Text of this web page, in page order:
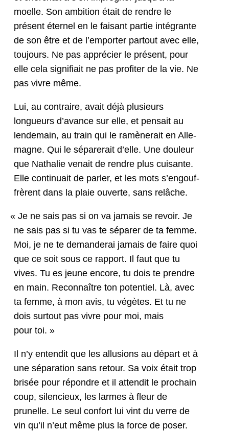
moelle. Son ambi­tion était de ren­dre le
présent éter­nel en le faisant par­tie inté­grante
de son être et de l’emporter partout avec elle,
tou­jours. Ne pas appréci­er le présent, pour
elle cela sig­nifi­ait ne pas prof­iter de la vie. Ne
pas vivre même.
Lui, au con­traire, avait déjà plusieurs
longueurs d’a­vance sur elle, et pen­sait au
lende­main, au train qui le ramèn­erait en Alle­
magne. Qui le sépar­erait d’elle. Une douleur
que Nathalie venait de ren­dre plus cuisante.
Elle con­tin­u­ait de par­ler, et les mots s’en­gouf­
frèrent dans la plaie ouverte, sans relâche.
« Je ne sais pas si on va jamais se revoir. Je
ne sais pas si tu vas te sépar­er de ta femme.
Moi, je ne te deman­derai jamais de faire quoi
que ce soit sous ce rap­port. Il faut que tu
vives. Tu es jeune encore, tu dois te pren­dre
en main. Recon­naître ton poten­tiel. Là, avec
ta femme, à mon avis, tu végètes. Et tu ne
dois surtout pas vivre pour moi, mais
pour toi. »
Il n’y enten­dit que les allu­sions au départ et à
une sépa­ra­tion sans retour. Sa voix était trop
brisée pour répon­dre et il atten­dit le prochain
coup, silen­cieux, les larmes à fleur de
prunelle. Le seul con­fort lui vint du verre de
vin qu’il n’eut même plus la force de poser.